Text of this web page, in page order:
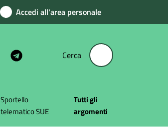
Accedi all'area personale
Cerca
Sportello
telematico SUE
Tutti gli
argomenti